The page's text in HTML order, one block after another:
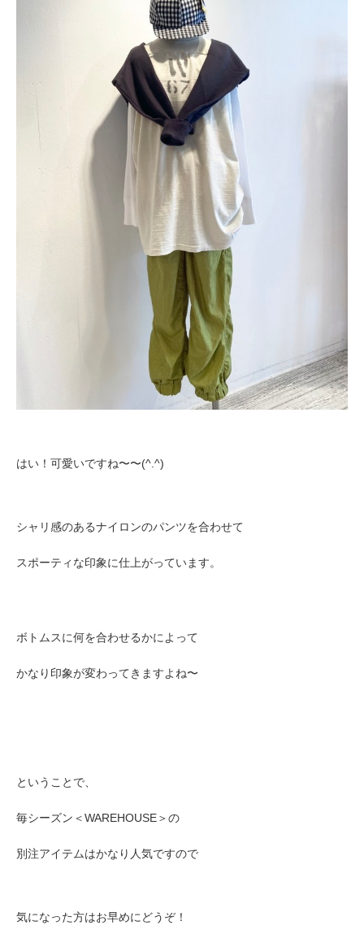
はい！可愛いですね〜〜(^.^)
シャリ感のあるナイロンのパンツを合わせて
スポーティな印象に仕上がっています。
ボトムスに何を合わせるかによって
かなり印象が変わってきますよね〜
ということで、
毎シーズン＜WAREHOUSE＞の
別注アイテムはかなり人気ですので
気になった方はお早めにどうぞ！